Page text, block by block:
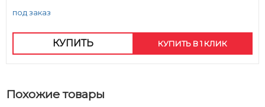
под заказ
КУПИТЬ КУПИТЬ В 1 КЛИК
Похожие товары